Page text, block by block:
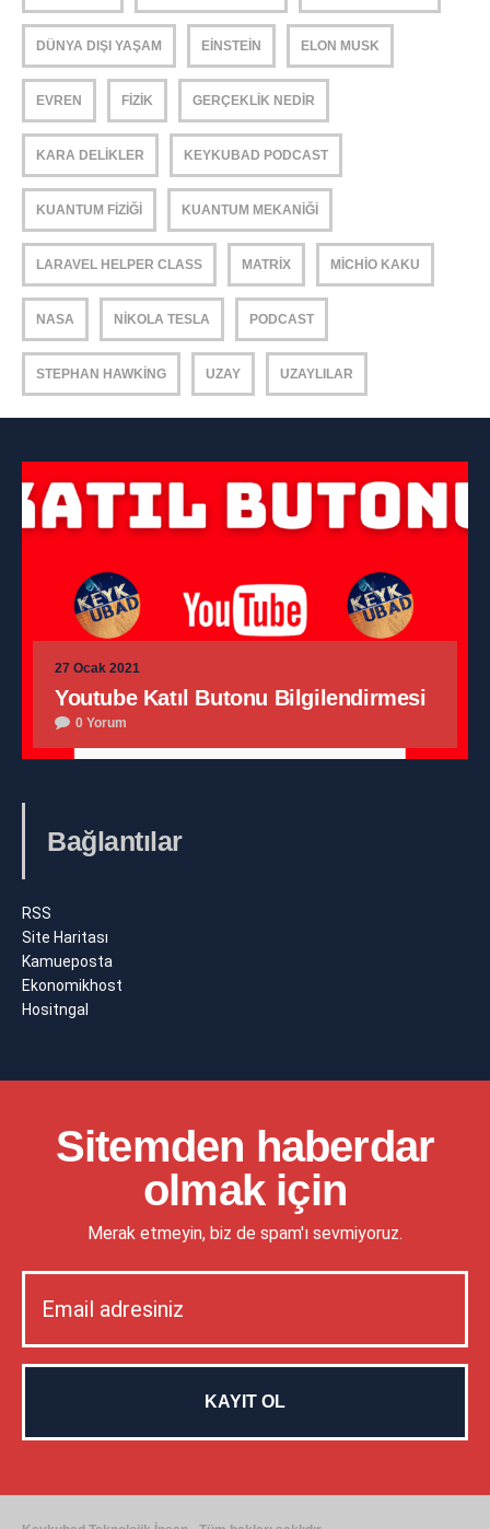
DÜNYA DIŞI YAŞAM EINSTEIN ELON MUSK
EVREN FIZIK GERÇEKLIK NEDIR
KARA DELIKLER KEYKUBAD PODCAST
KUANTUM FIZIĞI KUANTUM MEKANIĞI
LARAVEL HELPER CLASS MATRIX MICHIO KAKU
NASA NIKOLA TESLA PODCAST
STEPHAN HAWKING UZAY UZAYLILAR
27 Ocak 2021
Youtube Katıl Butonu Bilgilendirmesi
0 Yorum
Bağlantılar
RSS
Site Haritası
Kamueposta
Ekonomikhost
Hositngal
Sitemden haberdar
olmak için
Merak etmeyin, biz de spam'ı sevmiyoruz.